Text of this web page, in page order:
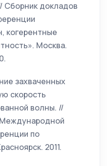
Сборник докладов
когерентные
Москва.
захваченных
скорость
волны. //
по
2011.